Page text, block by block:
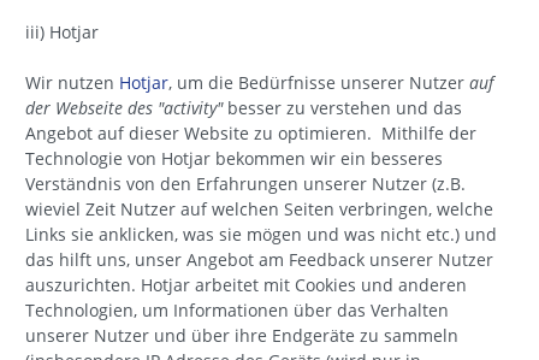
iii) Hotjar
Wir nutzen Hotjar, um die Bedürfnisse unserer Nutzer auf
der Webseite des "activity"besser zu verstehen und das
Angebot auf dieser Website zu optimieren. Mithilfe der
Technologie von Hotjar bekommen wir ein besseres
Verständnis von den Erfahrungen unserer Nutzer (z.B.
wieviel Zeit Nutzer auf welchen Seiten verbringen, welche
Links sie anklicken, was sie mögen und was nicht etc.) und
das hilft uns, unser Angebot am Feedback unserer Nutzer
auszurichten. Hotjar arbeitet mit Cookies und anderen
Technologien, um Informationen über das Verhalten
unserer Nutzer und über ihre Endgeräte zu sammeln